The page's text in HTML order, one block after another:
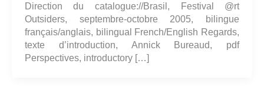
Direction du catalogue://Brasil, Festival @rt
Outsiders, septembre-octobre 2005, bilingue
français/anglais, bilingual French/English Regards,
texte d’introduction, Annick Bureaud, pdf
Perspectives, introductory […]